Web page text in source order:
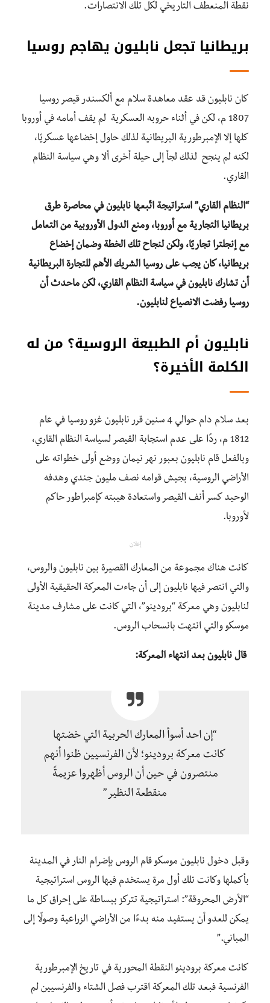
نقطة المنعطف التاريخي لكل تلك الانتصارات.
بريطانيا تجعل نابليون يهاجم روسيا
كان نابليون قد عقد معاهدة سلام مع ألكسندر قيصر روسيا
1807 م، لكن في أثناء حروبه العسكرية لم يقف أمامه في أوروبا
كلها إلا الإمبرطورية البريطانية لذلك حاول إخضاعها عسكريًا،
لكنه لم ينجح لذلك لجأ إلى حيلة أخرى ألا وهي سياسة النظام
القاري.
“النظام القاري” استراتيجة اتّبعها نابليون في محاصرة طرق
بريطانيا التجارية مع أوروبا، ومنع الدول الأوروبية من التعامل
مع إنجلترا تجاريًا، ولكن لنجاح تلك الخطة وضمان إخضاع
بريطانيا، كان يجب على روسيا الشريك الأهم للتجارة البريطانية
أن تشارك نابليون في سياسة النظام القاري، لكن ماحدث أن
روسيا رفضت الانصياع لنابليون.
نابليون أم الطبيعة الروسية؟ من له
الكلمة الأخيرة؟
بعد سلام دام حوالي 4 سنين قرر نابليون غزو روسيا في عام
1812 م، ردًا على عدم استجابة القيصر لسياسة النظام القاري،
وبالفعل قام نابليون بعبور نهر نيمان ووضع أولى خطواته على
الأراضي الروسية، بجيش قوامه نصف مليون جندي وهدفه
الوحيد كسر أنف القيصر واستعادة هيبته كإمبراطور حاكم
لأوروبا.
إعلان
كانت هناك مجموعة من المعارك القصيرة بين نابليون والروس،
والتي انتصر فيها نابليون إلى أن جاءت المعركة الحقيقية الأولى
لنابليون وهي معركة “برودينو”، التي كانت على مشارف مدينة
موسكو والتي انتهت بانسحاب الروس.
قال نابليون بعد انتهاء المعركة:
“إن احد أسوأ المعارك الحربية التي خضتها
كانت معركة برودينو؛ لأن الفرنسيين ظنوا أنهم
منتصرون في حين أن الروس أظهروا عزيمةً
منقطعة النظير”
وقبل دخول نابليون موسكو قام الروس بإضرام النار في المدينة
بأكملها وكانت تلك أول مرة يستخدم فيها الروس استراتيجية
“الأرض المحروقة”: استراتيجية تتركز ببساطة على إحراق كل ما
يمكن للعدو أن يستفيد منه بدءًا من الأراضي الزراعية وصولًا إلى
المباني.”
كانت معركة برودينو النقطة المحورية في تاريخ الإمبرطورية
الفرنسية فبعد تلك المعركة اقترب فصل الشتاء والفرنسيين لم